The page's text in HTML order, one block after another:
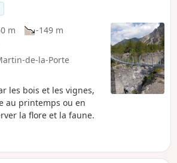
variés et habitués à s'orienter à la
notamment entre le Lac Bri et le Lac
l'entame de la descente à partir de ce
recommandée
m
-149 m
de-la-Porte
les bois et les vignes,
au printemps ou en
la flore et la faune.